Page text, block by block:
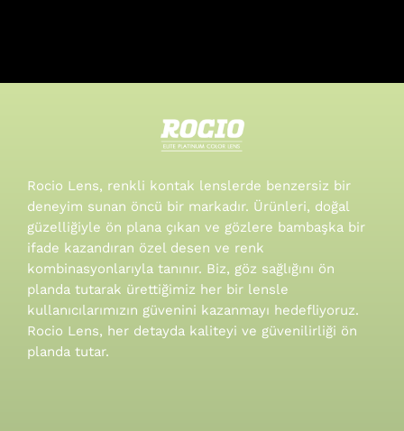
Rocio Lens, renkli kontak lenslerde benzersiz bir
deneyim sunan öncü bir markadır. Ürünleri, doğal
güzelliğiyle ön plana çıkan ve gözlere bambaşka bir
ifade kazandıran özel desen ve renk
kombinasyonlarıyla tanınır. Biz, göz sağlığını ön
planda tutarak ürettiğimiz her bir lensle
kullanıcılarımızın güvenini kazanmayı hedefliyoruz.
Rocio Lens, her detayda kaliteyi ve güvenilirliği ön
planda tutar.